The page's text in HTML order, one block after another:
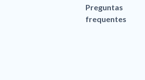
Preguntas
frequentes